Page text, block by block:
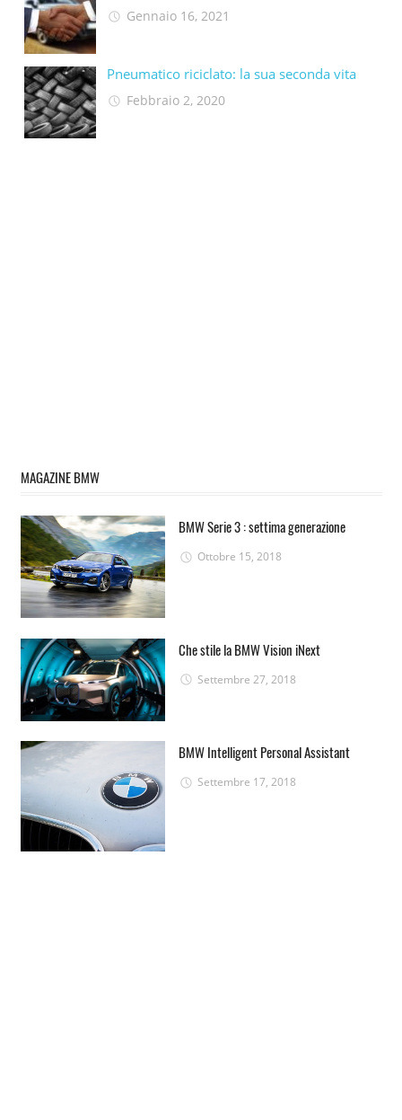
Gennaio 16, 2021
Pneumatico riciclato: la sua seconda vita​
Febbraio 2, 2020
MAGAZINE BMW
BMW Serie 3 : settima generazione
Ottobre 15, 2018
Che stile la BMW Vision iNext
Settembre 27, 2018
BMW Intelligent Personal Assistant
Settembre 17, 2018